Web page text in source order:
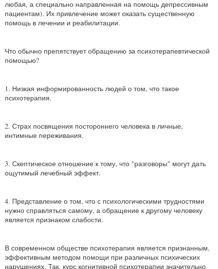
любая, а специально направленная на помощь депрессивным
пациентам). Их привлечение может оказать существенную
помощь в лечении и реабилитации.
Что обычно препятствует обращению за психотерапевтической
помощью?
1. Низкая информированность людей о том, что такое
психотерапия.
2. Страх посвящения постороннего человека в личные,
интимные переживания.
3. Скептическое отношение к тому, что "разговоры" могут дать
ощутимый лечебный эффект.
4. Представление о том, что с психологическими трудностями
нужно справляться самому, а обращение к другому человеку
является признаком слабости.
В современном обществе психотерапия является признанным,
эффективным методом помощи при различных психических
нарушениях. Так, курс когнитивной психотерапии значительно